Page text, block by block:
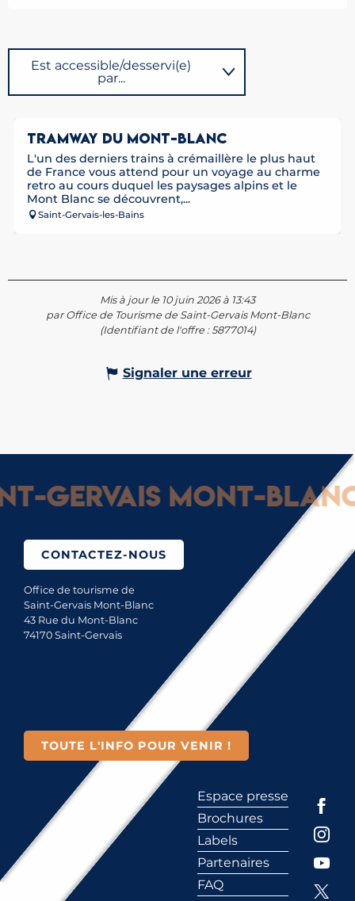
Est accessible/desservi(e)
par...
Possède comme étape ...
TRAMWAY DU MONT-BLANC
L'un des derniers trains à crémaillère le plus haut
de France vous attend pour un voyage au charme
retro au cours duquel les paysages alpins et le
Mont Blanc se découvrent,...
Saint-Gervais-les-Bains
Mis à jour le 10 juin 2026 à 13:43
par Office de Tourisme de Saint-Gervais Mont-Blanc
(Identifiant de l'offre :5877014)
Signaler une erreur
Mont-Blanc :
CONTACTEZ-NOUS
Office de tourisme de
Saint-Gervais Mont-Blanc
43 Rue du Mont-Blanc
74170 Saint-Gervais
TOUTE L'INFO POUR VENIR !
Espace presse
Brochures
Labels
Partenaires
FAQ